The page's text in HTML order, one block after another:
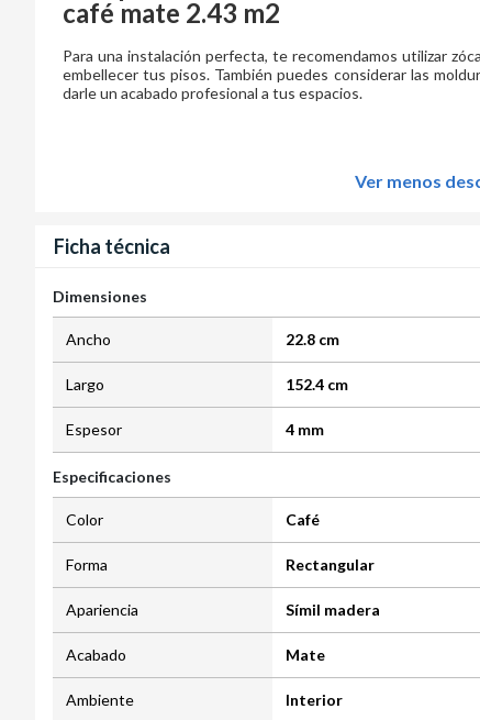
café mate 2.43 m2
Para una instalación perfecta, te recomendamos utilizar
embellecer tus pisos. También puedes considerar las
darle un acabado profesional a tus espacios.
Ver menos
Ficha técnica
Dimensiones
Ancho 22.8 cm
Largo 152.4 cm
Espesor 4 mm
Especificaciones
Color Café
Forma Rectangular
Apariencia Símil madera
Acabado Mate
Ambiente Interior